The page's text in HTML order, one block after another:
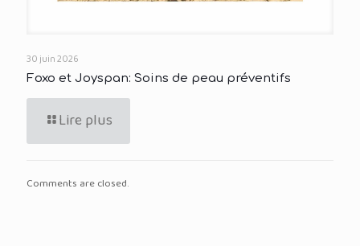
30 juin 2026
Foxo et Joyspan: Soins de peau préventifs
Lire plus
Comments are closed.